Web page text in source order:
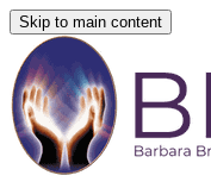
Skip to main content